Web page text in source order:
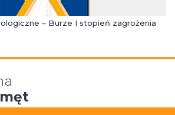
– Burze I stopień zagrożenia